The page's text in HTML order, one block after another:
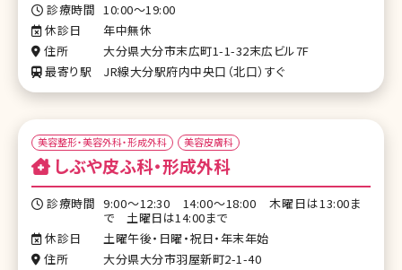
診療時間 10:00～19:00
休診日
年中無休
住所
大分県大分市末広町1-1-32末広ビル7F
最寄り駅
JR線大分駅府内中央口（北口）すぐ
美容整形・美容外科・形成外科 美容皮膚科
しぶや皮ふ科・形成外科
診療時間 9:00〜12:30 14:00〜18:00 木曜日は13:00ま
で 土曜日は14:00まで
休診日
土曜午後・日曜・祝日・年末年始
住所
大分県大分市羽屋新町2-1-40